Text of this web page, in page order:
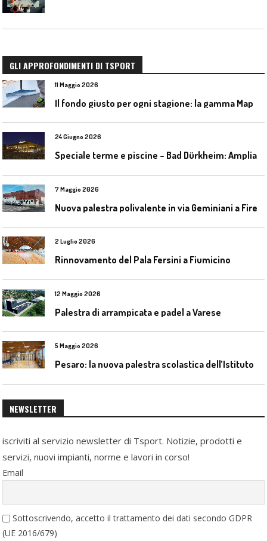
GLI APPROFONDIMENTI DI TSPORT
11 Maggio 2026
24 Giugno 2026
7 Maggio 2026
2 Luglio 2026
Rinnovamento del Pala Fersini a Fiumicino
12 Maggio 2026
Palestra di arrampicata e padel a Varese
5 Maggio 2026
NEWSLETTER
iscriviti al servizio newsletter di Tsport. Notizie, prodotti e
servizi, nuovi impianti, norme e lavori in corso!
Email
Sottoscrivendo, accetto il trattamento dei dati secondo GDPR
(UE 2016/679)